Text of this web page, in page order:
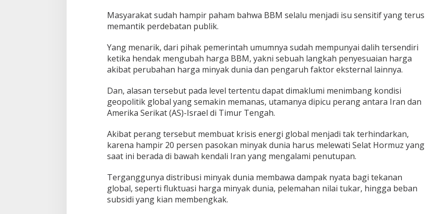
Masyarakat sudah hampir paham bahwa BBM selalu menjadi isu sensitif yang terus
memantik perdebatan publik.
Yang menarik, dari pihak pemerintah umumnya sudah mempunyai dalih tersendiri
ketika hendak mengubah harga BBM, yakni sebuah langkah penyesuaian harga
akibat perubahan harga minyak dunia dan pengaruh faktor eksternal lainnya.
Dan, alasan tersebut pada level tertentu dapat dimaklumi menimbang kondisi
geopolitik global yang semakin memanas, utamanya dipicu perang antara Iran dan
Amerika Serikat (AS)-Israel di Timur Tengah.
Akibat perang tersebut membuat krisis energi global menjadi tak terhindarkan,
karena hampir 20 persen pasokan minyak dunia harus melewati Selat Hormuz yang
saat ini berada di bawah kendali Iran yang mengalami penutupan.
Terganggunya distribusi minyak dunia membawa dampak nyata bagi tekanan
global, seperti fluktuasi harga minyak dunia, pelemahan nilai tukar, hingga beban
subsidi yang kian membengkak.